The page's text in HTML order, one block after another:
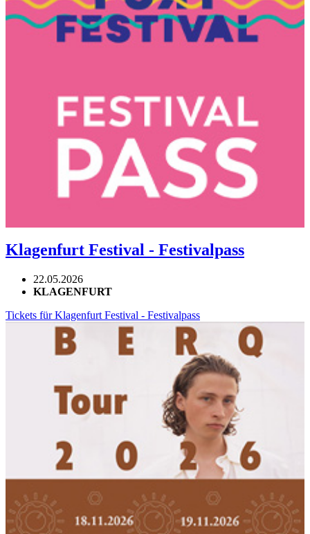
Klagenfurt Festival - Festivalpass
22.05.2026
KLAGENFURT
Tickets für Klagenfurt Festival - Festivalpass